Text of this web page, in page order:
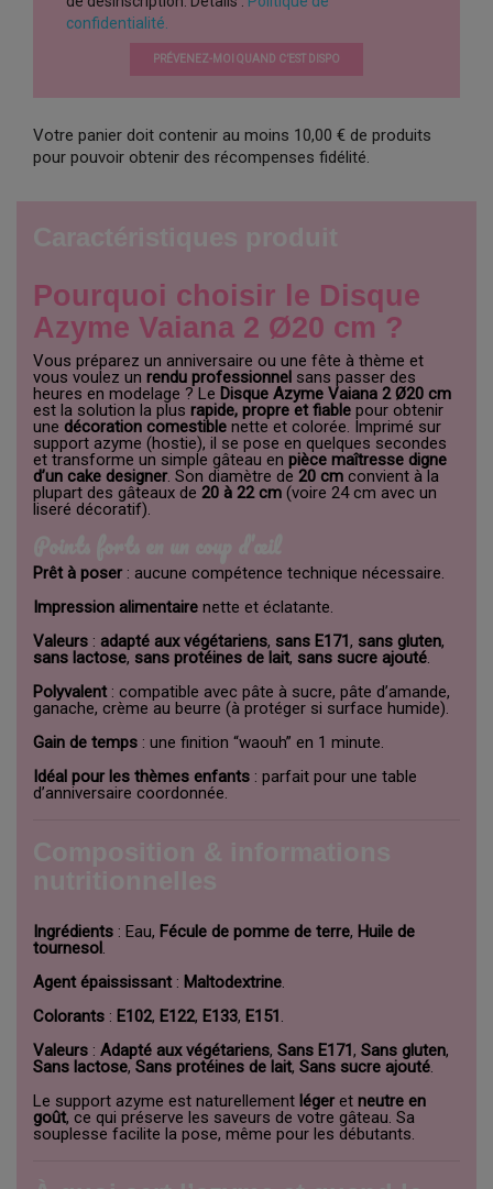
confidentialité.
PRÉVENEZ-MOI QUAND C’EST DISPO
Votre panier doit contenir au moins 10,00 € de produits
pour pouvoir obtenir des récompenses fidélité.
Pourquoi choisir le Disque
Azyme Vaiana 2 Ø20 cm ?
Vous préparez un anniversaire ou une fête à thème et
vous voulez un rendu professionnel sans passer des
heures en modelage ? Le Disque Azyme Vaiana 2 Ø20 cm
est la solution la plus rapide, propre et fiable pour obtenir
une décoration comestible nette et colorée. Imprimé sur
support azyme (hostie), il se pose en quelques secondes
et transforme un simple gâteau en pièce maîtresse digne
d’un cake designer. Son diamètre de 20 cm convient à la
plupart des gâteaux de 20 à 22 cm (voire 24 cm avec un
liseré décoratif).
Prêt à poser: aucune compétence technique nécessaire.
Impression alimentaire nette et éclatante.
Valeurs : adapté aux végétariens, sans E171, sans gluten,
sans lactose, sans protéines de lait, sans sucre ajouté.
Polyvalent: compatible avec pâte à sucre, pâte d’amande,
ganache, crème au beurre (à protéger si surface humide).
Gain de temps : une finition “waouh” en 1 minute.
Idéal pour les thèmes enfants : parfait pour une table
d’anniversaire coordonnée.
Ingrédients : Eau, Fécule de pomme de terre, Huile de
tournesol.
Agent épaississant: Maltodextrine.
Colorants : E102, E122, E133, E151.
Valeurs : Adapté aux végétariens, Sans E171, Sans gluten,
Sans lactose, Sans protéines de lait, Sans sucre ajouté.
Le support azyme est naturellement légeret neutre en
goût, ce qui préserve les saveurs de votre gâteau. Sa
souplesse facilite la pose, même pour les débutants.